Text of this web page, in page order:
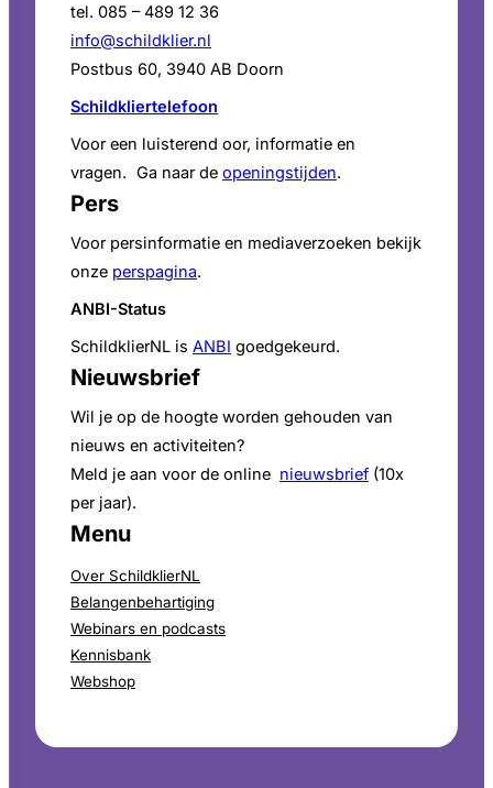
tel. 085 – 489 12 36
info@schildklier.nl
Postbus 60, 3940 AB Doorn
Schildkliertelefoon
Voor een luisterend oor, informatie en
vragen. Ga naar de openingstijden.
Pers
Voor persinformatie en mediaverzoeken bekijk
onze perspagina.
ANBI-Status
SchildklierNL is ANBI goedgekeurd.
Nieuwsbrief
Wil je op de hoogte worden gehouden van
nieuws en activiteiten?
Meld je aan voor de online nieuwsbrief (10x
per jaar).
Menu
Over SchildklierNL
Belangenbehartiging
Webinars en podcasts
Kennisbank
Webshop